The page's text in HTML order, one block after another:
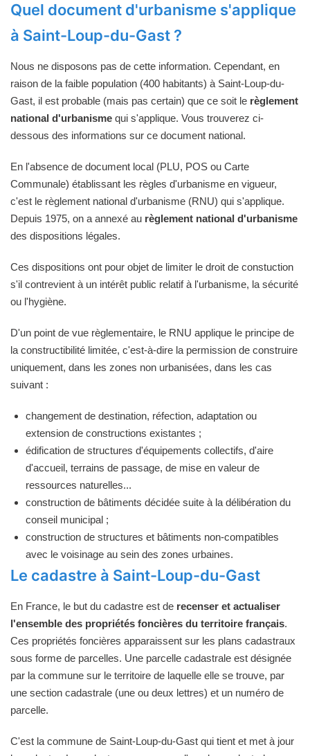
Quel document d'urbanisme s'applique
à Saint-Loup-du-Gast ?
Nous ne disposons pas de cette information. Cependant, en
raison de la faible population (400 habitants) à Saint-Loup-du-
Gast, il est probable (mais pas certain) que ce soit le règlement
national d'urbanisme qui s'applique. Vous trouverez ci-
dessous des informations sur ce document national.
En l'absence de document local (PLU, POS ou Carte
Communale) établissant les règles d'urbanisme en vigueur,
c'est le règlement national d'urbanisme (RNU) qui s'applique.
Depuis 1975, on a annexé au règlement national d'urbanisme
des dispositions légales.
Ces dispositions ont pour objet de limiter le droit de constuction
s'il contrevient à un intérêt public relatif à l'urbanisme, la sécurité
ou l'hygiène.
D'un point de vue règlementaire, le RNU applique le principe de
la constructibilité limitée, c'est-à-dire la permission de construire
uniquement, dans les zones non urbanisées, dans les cas
suivant :
changement de destination, réfection, adaptation ou
extension de constructions existantes ;
édification de structures d'équipements collectifs, d'aire
d'accueil, terrains de passage, de mise en valeur de
ressources naturelles...
construction de bâtiments décidée suite à la délibération du
conseil municipal ;
construction de structures et bâtiments non-compatibles
avec le voisinage au sein des zones urbaines.
Le cadastre à Saint-Loup-du-Gast
En France, le but du cadastre est de recenser et actualiser
l'ensemble des propriétés foncières du territoire français.
Ces propriétés foncières apparaissent sur les plans cadastraux
sous forme de parcelles. Une parcelle cadastrale est désignée
par la commune sur le territoire de laquelle elle se trouve, par
une section cadastrale (une ou deux lettres) et un numéro de
parcelle.
C'est la commune de Saint-Loup-du-Gast qui tient et met à jour